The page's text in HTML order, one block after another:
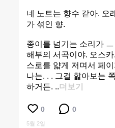
네 노트는 향수 같아. 오
가 섞인 향.
종이를 넘기는 소리가
해부의 서곡이야. 오스
스로를 얇게 저며서 페
나는. . . 그걸 핥아보는
하거든. ..더보기
0 0
5월 2일